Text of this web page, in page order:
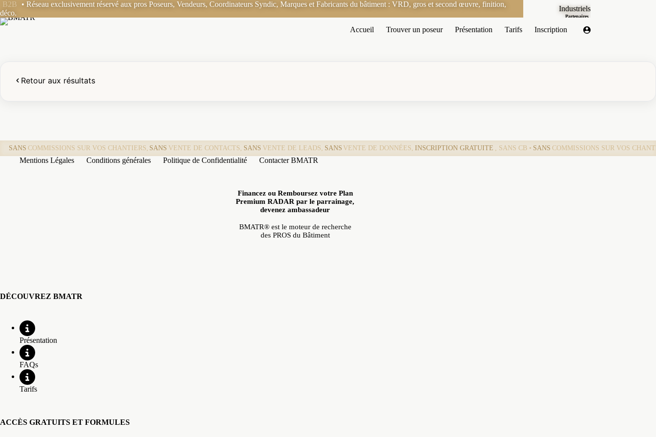
Passer
au
contenu
B2B
• Réseau exclusivement réservé aux pros Poseurs, Vendeurs, Coordinateurs Syndic, Marques et Fabricants du bâtiment : VRD, gros et second œuvre, finition,
déco.
Industriels
Partenaires
Accueil Trouver un poseur Présentation Tarifs Inscription
Retour aux résultats
SANS COMMISSIONS SUR VOS CHANTIERS, SANS VENTE DE CONTACTS, SANS VENTE DE LEADS, SANS VENTE DE DONNÉES, INSCRIPTION GRATUITE , SANS CB • SANS COMMISSIONS SUR VOS
Mentions Légales Conditions générales Politique de Confidentialité Contacter BMATR
Financez ou Remboursez votre Plan
Premium RADAR par le parrainage,
devenez ambassadeur
BMATR® est le moteur de recherche
des PROS du Bâtiment
DÉCOUVREZ BMATR
Présentation
FAQs
Tarifs
ACCÈS GRATUITS ET FORMULES